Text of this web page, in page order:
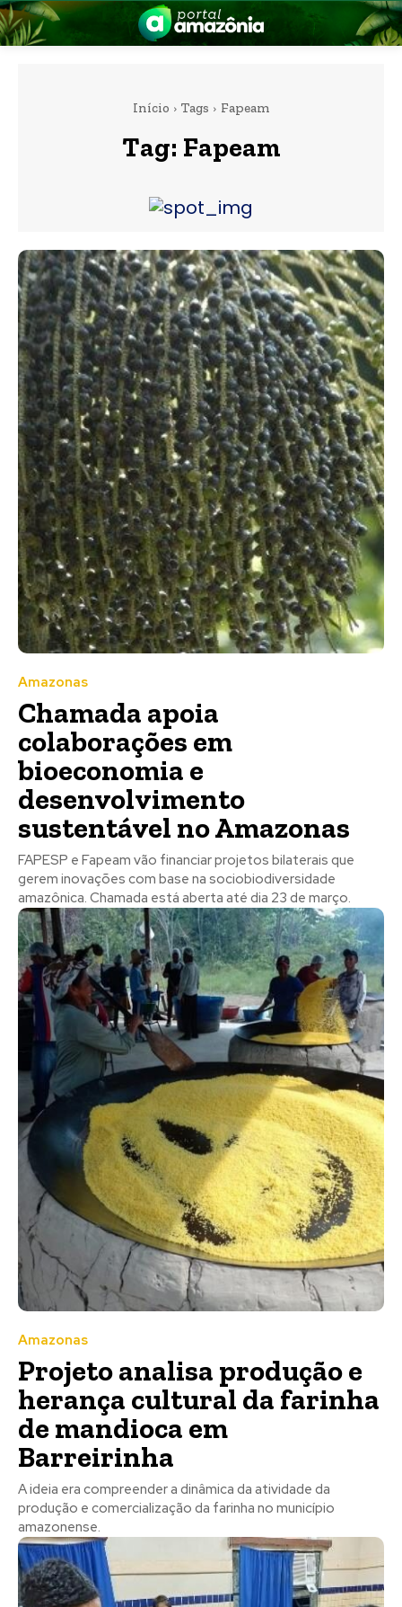
Amazônia
Início Tags Fapeam
Tag: Fapeam
Amazonas
Chamada apoia
colaborações em
bioeconomia e
desenvolvimento
sustentável no Amazonas
FAPESP e Fapeam vão financiar projetos bilaterais que
gerem inovações com base na sociobiodiversidade
amazônica. Chamada está aberta até dia 23 de março.
Amazonas
Projeto analisa produção e
herança cultural da farinha
de mandioca em
Barreirinha
A ideia era compreender a dinâmica da atividade da
produção e comercialização da farinha no município
amazonense.